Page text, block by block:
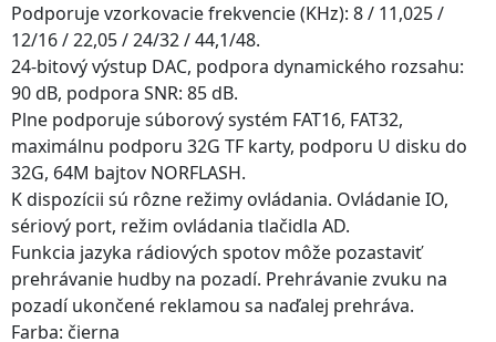
Podporuje vzorkovacie frekvencie (KHz): 8 / 11,025 /
12/16 / 22,05 / 24/32 / 44,1/48.
24-bitový výstup DAC, podpora dynamického rozsahu:
90 dB, podpora SNR: 85 dB.
Plne podporuje súborový systém FAT16, FAT32,
maximálnu podporu 32G TF karty, podporu U disku do
32G, 64M bajtov NORFLASH.
K dispozícii sú rôzne režimy ovládania. Ovládanie IO,
sériový port, režim ovládania tlačidla AD.
Funkcia jazyka rádiových spotov môže pozastaviť
prehrávanie hudby na pozadí. Prehrávanie zvuku na
pozadí ukončené reklamou sa naďalej prehráva.
Farba: čierna